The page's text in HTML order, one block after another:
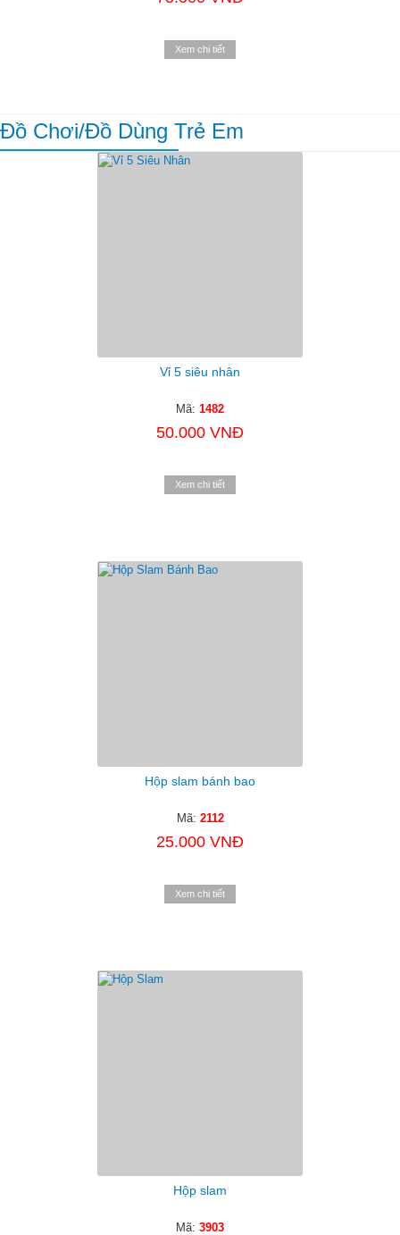
Xem chi tiết
Đồ Chơi/đồ Dùng Trẻ Em
Vỉ 5 siêu nhân
Mã: 1482
50.000 VNĐ
Xem chi tiết
Hộp slam bánh bao
Mã: 2112
25.000 VNĐ
Xem chi tiết
Hộp slam
Mã: 3903